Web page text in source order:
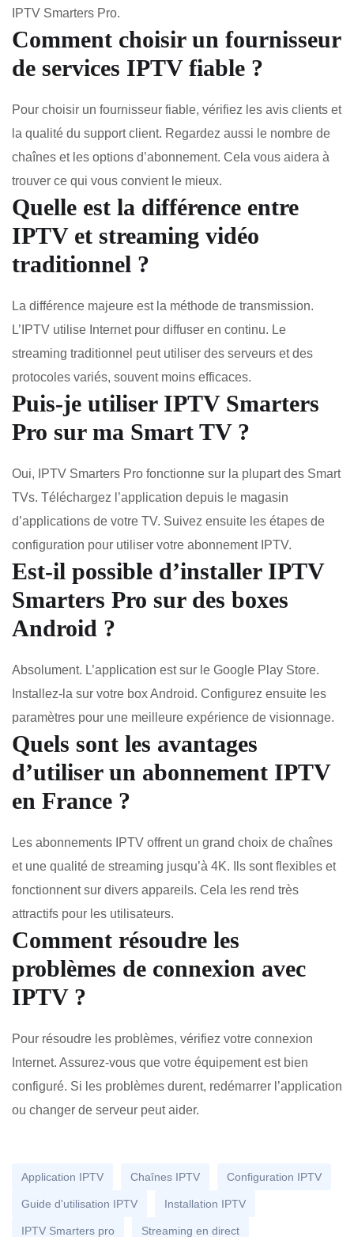
IPTV Smarters Pro.
Comment choisir un fournisseur
de services IPTV fiable ?
Pour choisir un fournisseur fiable, vérifiez les avis clients et
la qualité du support client. Regardez aussi le nombre de
chaînes et les options d’abonnement. Cela vous aidera à
trouver ce qui vous convient le mieux.
Quelle est la différence entre
IPTV et streaming vidéo
traditionnel ?
La différence majeure est la méthode de transmission.
L’IPTV utilise Internet pour diffuser en continu. Le
streaming traditionnel peut utiliser des serveurs et des
protocoles variés, souvent moins efficaces.
Puis-je utiliser IPTV Smarters
Pro sur ma Smart TV ?
Oui, IPTV Smarters Pro fonctionne sur la plupart des Smart
TVs. Téléchargez l’application depuis le magasin
d’applications de votre TV. Suivez ensuite les étapes de
configuration pour utiliser votre abonnement IPTV.
Est-il possible d’installer IPTV
Smarters Pro sur des boxes
Android ?
Absolument. L’application est sur le Google Play Store.
Installez-la sur votre box Android. Configurez ensuite les
paramètres pour une meilleure expérience de visionnage.
Quels sont les avantages
d’utiliser un abonnement IPTV
en France ?
Les abonnements IPTV offrent un grand choix de chaînes
et une qualité de streaming jusqu’à 4K. Ils sont flexibles et
fonctionnent sur divers appareils. Cela les rend très
attractifs pour les utilisateurs.
Comment résoudre les
problèmes de connexion avec
IPTV ?
Pour résoudre les problèmes, vérifiez votre connexion
Internet. Assurez-vous que votre équipement est bien
configuré. Si les problèmes durent, redémarrer l’application
ou changer de serveur peut aider.
Application IPTV Chaînes IPTV Configuration IPTV
Guide d'utilisation IPTV Installation IPTV
IPTV Smarters pro Streaming en direct